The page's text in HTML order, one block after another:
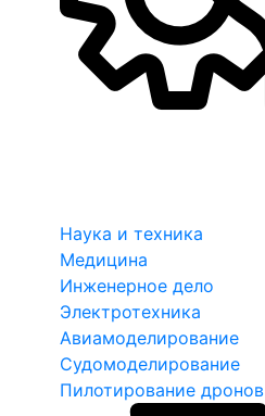
Наука и техника
Медицина
Инженерное дело
Электротехника
Авиамоделирование
Судомоделирование
Пилотирование дронов